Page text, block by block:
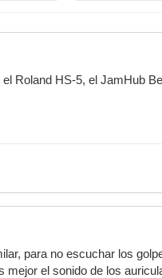
Roland HS-5, el JamHub
para no escuchar los
mejor el sonido de los